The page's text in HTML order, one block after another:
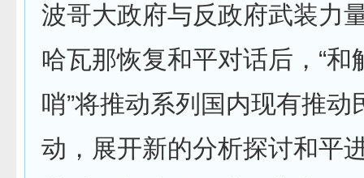
波哥大政府与反政府武装力
哈瓦那恢复和平对话后，“和
哨”将推动系列国内现有推动
动，展开新的分析探讨和平